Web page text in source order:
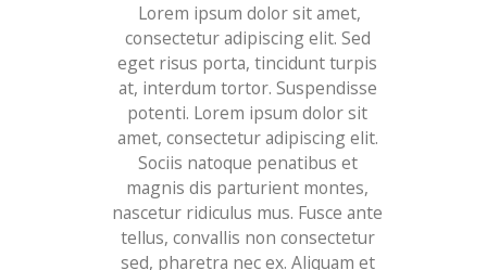
Lorem ipsum dolor sit amet,
consectetur adipiscing elit. Sed
eget risus porta, tincidunt turpis
at, interdum tortor. Suspendisse
potenti. Lorem ipsum dolor sit
amet, consectetur adipiscing elit.
Sociis natoque penatibus et
magnis dis parturient montes,
nascetur ridiculus mus. Fusce ante
tellus, convallis non consectetur
sed, pharetra nec ex. Aliquam et